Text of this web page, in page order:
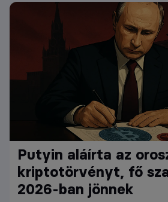
Putyin aláírta az
kriptotörvényt, fő
2026-ban jönnek